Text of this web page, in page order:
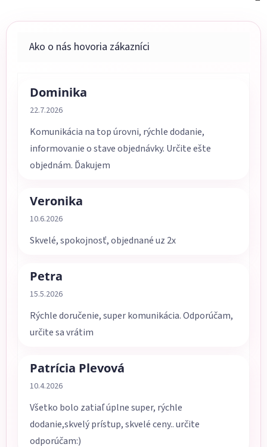
Dominika
Hodnotenie obchodu je 5 z 5 hviezdičiek.
22.7.2026
Komunikácia na top úrovni, rýchle dodanie,
informovanie o stave objednávky. Určite ešte
objednám. Ďakujem
Veronika
Hodnotenie obchodu je 5 z 5 hviezdičiek.
10.6.2026
Skvelé, spokojnosť, objednané uz 2x
Petra
Hodnotenie obchodu je 5 z 5 hviezdičiek.
15.5.2026
Rýchle doručenie, super komunikácia. Odporúčam,
určite sa vrátim
Patrícia Plevová
Hodnotenie obchodu je 5 z 5 hviezdičiek.
10.4.2026
Všetko bolo zatiaľ úplne super, rýchle
dodanie,skvelý prístup, skvelé ceny.. určite
odporúčam:)